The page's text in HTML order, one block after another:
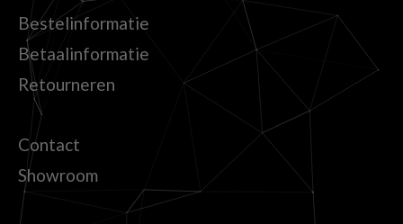
Bestelinformatie
Betaalinformatie
Retourneren
Contact
Showroom